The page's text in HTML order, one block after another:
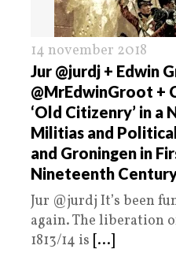
14 november 2018
Jur @jurdj + Edwin
@MrEdwinGroot +
‘Old Citizenry’ in a
Militias and
and Groningen in
Nineteenth
Jur @jurdj It’s been
again. The liberation
1813/14 is [...]